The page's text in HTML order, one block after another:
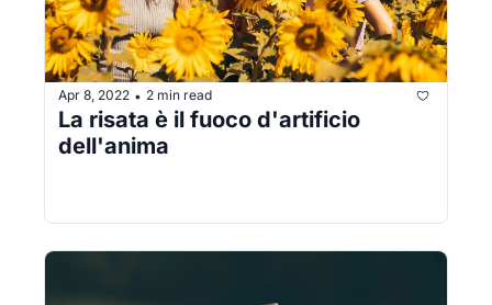
Apr 8, 2022 • 2 min read
La risata è il fuoco d'artificio
dell'anima